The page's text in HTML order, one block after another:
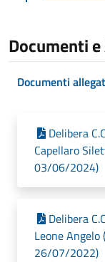
Documenti
Documenti
Delibera
Capellaro
03/06/2024)
Delibera
Leone
26/07/2022)